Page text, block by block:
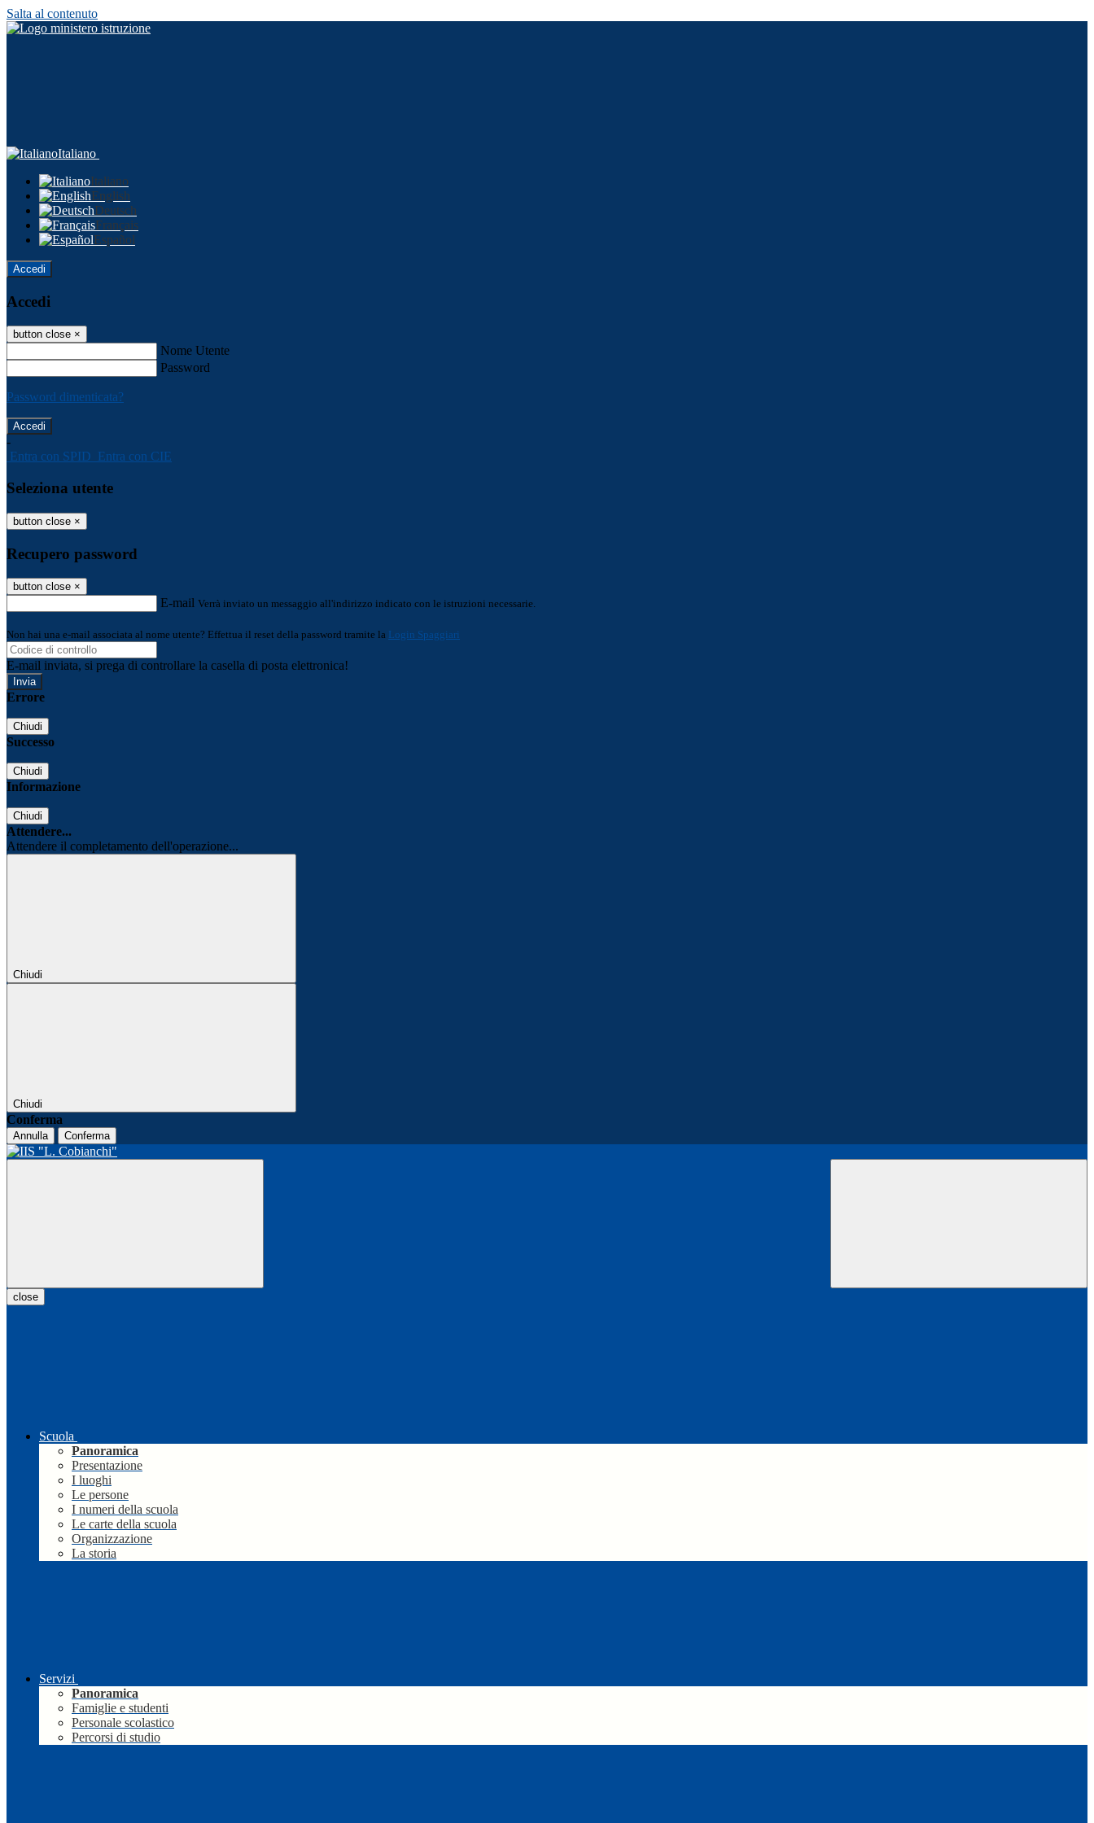
Salta al contenuto
Italiano
Italiano
English
Deutsch
Français
Español
Accedi
Accedi
button close ×
Nome Utente
Password
Password dimenticata?
-
Entra con SPID Entra con CIE
Seleziona utente
button close ×
Recupero password
button close ×
E-mail Verrà inviato un messaggio all'indirizzo indicato con le istruzioni necessarie.
Non hai una e-mail associata al nome utente? Effettua il reset della password tramite la Login Spaggiari
E-mail inviata, si prega di controllare la casella di posta elettronica!
Errore
Chiudi
Successo
Chiudi
Informazione
Chiudi
Attendere...
Attendere il completamento dell'operazione...
Chiudi
Chiudi
Conferma
Annulla Conferma
close
Scuola
Panoramica
Presentazione
I luoghi
Le persone
I numeri della scuola
Le carte della scuola
Organizzazione
La storia
Servizi
Panoramica
Famiglie e studenti
Personale scolastico
Percorsi di studio